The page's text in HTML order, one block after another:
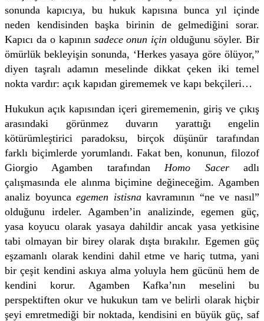
sonunda kapıcıya, bu hukuk kapısına bunca yıl içinde
neden kendisinden başka birinin de gelmediğini sorar.
Kapıcı da o kapının sadece onun için olduğunu söyler. Bir
ömürlük bekleyişin sonunda, ‘Herkes yasaya göre ölüyor,”
diyen taşralı adamın meselinde dikkat çeken iki temel
nokta vardır: açık kapıdan girememek ve kapı bekçileri…
Hukukun açık kapısından içeri girememenin, giriş ve çıkış
arasındaki görünmez duvarın yarattığı engelin
kötürümleştirici paradoksu, birçok düşünür tarafından
farklı biçimlerde yorumlandı. Fakat ben, konunun, filozof
Giorgio Agamben tarafından Homo Saceradlı
çalışmasında ele alınma biçimine değineceğim. Agamben
analiz boyuncaegemen istisnakavramının “ne ve nasıl”
olduğunu irdeler. Agamben’in analizinde, egemen güç,
yasa koyucu olarak yasaya dahildir ancak yasa yetkisine
tabi olmayan bir birey olarak dışta bırakılır. Egemen güç
eşzamanlı olarak kendini dahil etme ve hariç tutma, yani
bir çeşit kendini askıya alma yoluyla hem gücünü hem de
kendini korur. Agamben Kafka’nın meselini bu
perspektiften okur ve hukukun tam ve belirli olarak hiçbir
şeyi emretmediği bir noktada, kendisini en büyük güç, saf